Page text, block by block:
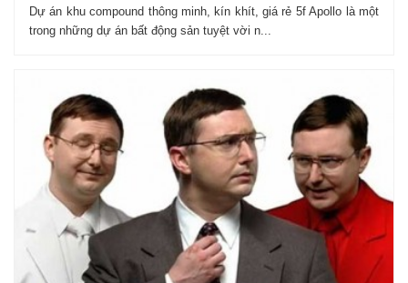
Dự án khu compound thông minh, kín khít, giá rẻ 5f Apollo là một
trong những dự án bất động sản tuyệt vời n...